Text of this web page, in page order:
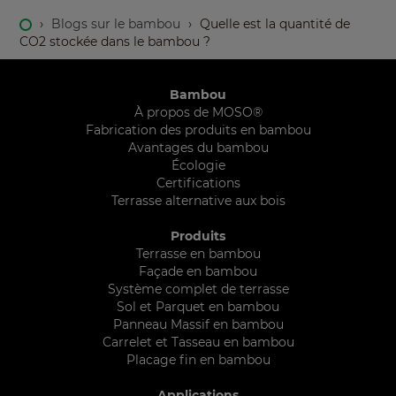
› Blogs sur le bambou › Quelle est la quantité de
CO2 stockée dans le bambou ?
Bambou
À propos de MOSO®
Fabrication des produits en bambou
Avantages du bambou
Écologie
Certifications
Terrasse alternative aux bois
Produits
Terrasse en bambou
Façade en bambou
Système complet de terrasse
Sol et Parquet en bambou
Panneau Massif en bambou
Carrelet et Tasseau en bambou
Placage fin en bambou